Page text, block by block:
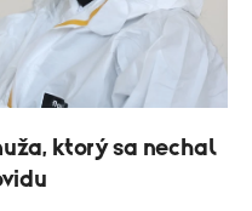
ktorý sa nechal